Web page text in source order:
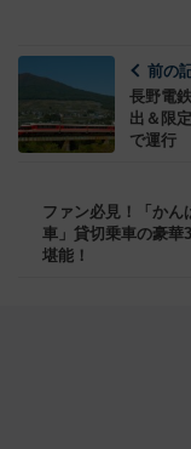
前の
長野電
出＆限
で運行
ファン必見！「かん
車」貸切乗車の豪華
堪能！